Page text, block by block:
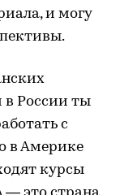
и могу
в России ты
с
в Америке
курсы